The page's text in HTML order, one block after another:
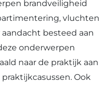
brandveiligheid
vluchten
besteed aan
onderwerpen
naar de praktijk aan
Ook